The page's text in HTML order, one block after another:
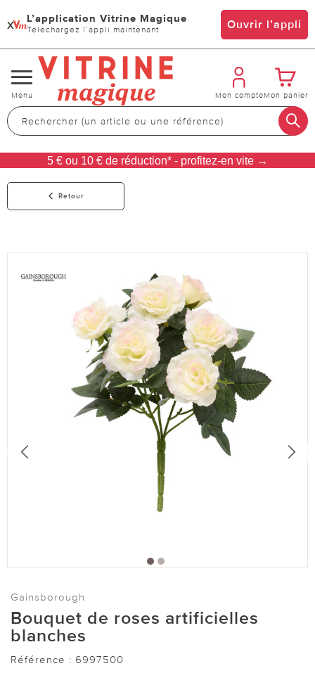
x L’application Vitrine Magique
Téléchargez l’appli maintenant Ouvrir l’appli
Changer
de
navigation
Menu Mon compteMon panier
5 € ou 10 € de réduction* - profitez-en vite →
Retour
Gainsborough
Bouquet de roses artificielles
blanches
Référence : 6997500